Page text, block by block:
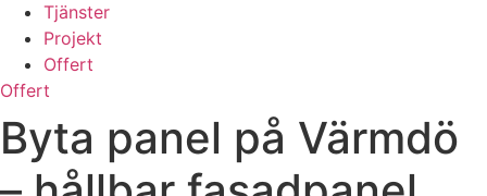
Tjänster
Projekt
Offert
Offert
Byta panel på Värmdö